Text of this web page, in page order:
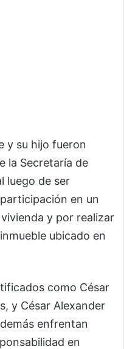
y su hijo fueron
la Secretaría de
luego de ser
en un
y por realizar
ubicado en
como César
y César Alexander
enfrentan
en